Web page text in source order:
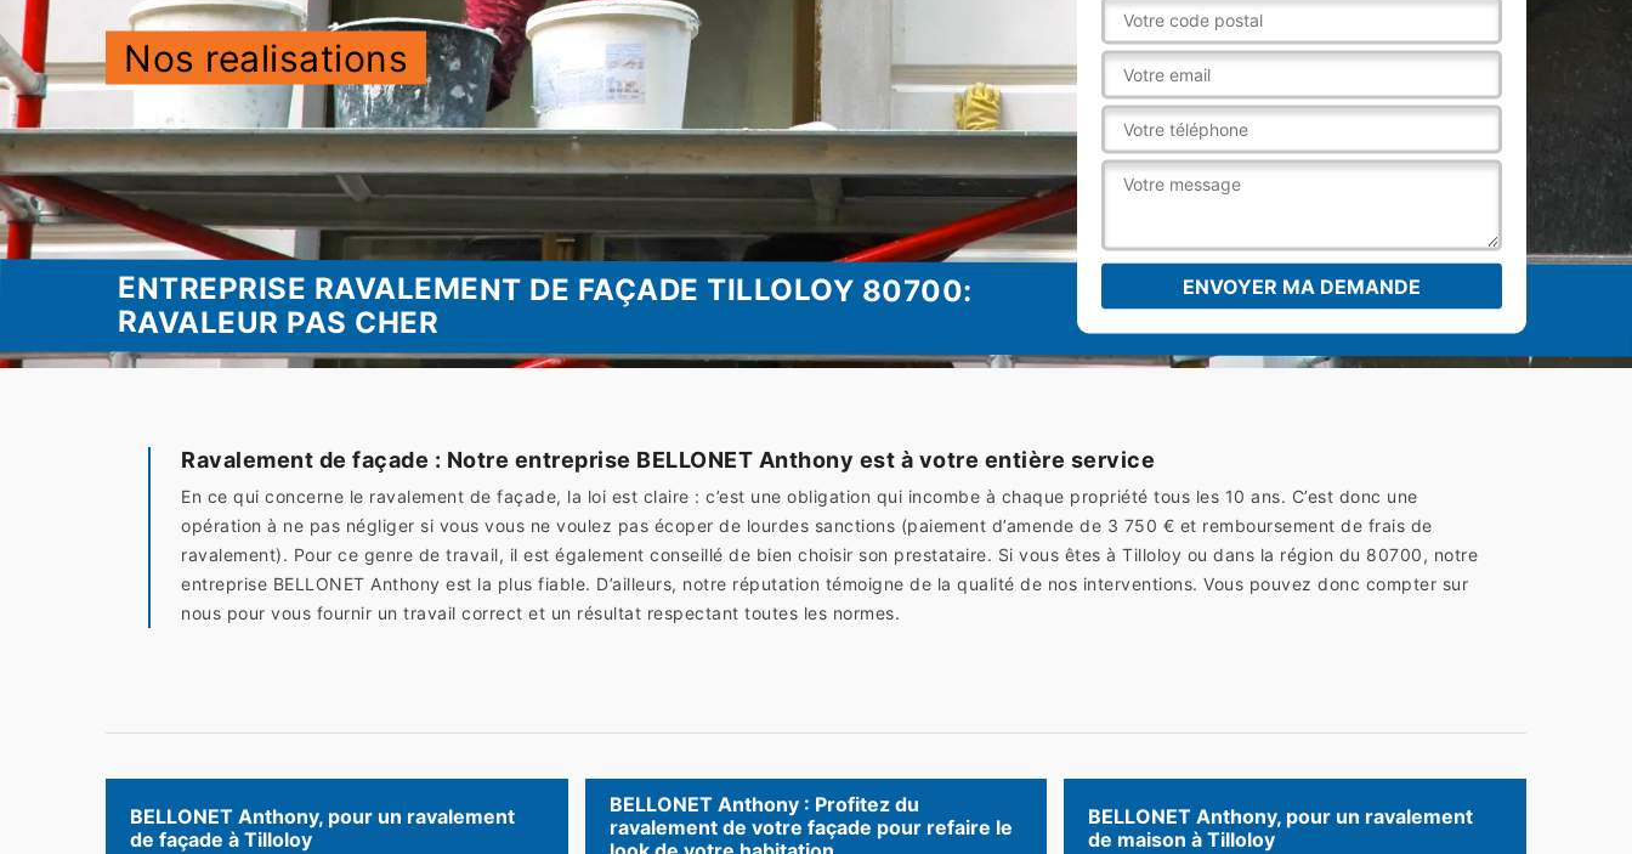
Nos realisations
ENTREPRISE RAVALEMENT DE FAÇADE TILLOLOY 80700:
RAVALEUR PAS CHER
Ravalement de façade : Notre entreprise BELLONET Anthony est à votre entière service
En ce qui concerne le ravalement de façade, la loi est claire : c’est une obligation qui incombe à chaque propriété tous les 10 ans. C’est donc une
opération à ne pas négliger si vous vous ne voulez pas écoper de lourdes sanctions (paiement d’amende de 3 750 € et remboursement de frais de
ravalement). Pour ce genre de travail, il est également conseillé de bien choisir son prestataire. Si vous êtes à Tilloloy ou dans la région du 80700, notre
entreprise BELLONET Anthony est la plus fiable. D’ailleurs, notre réputation témoigne de la qualité de nos interventions. Vous pouvez donc compter sur
nous pour vous fournir un travail correct et un résultat respectant toutes les normes.
BELLONET Anthony, pour un ravalement
de façade à Tilloloy
BELLONET Anthony : Profitez du
ravalement de votre façade pour refaire le
BELLONET Anthony, pour un ravalement
de maison à Tilloloy